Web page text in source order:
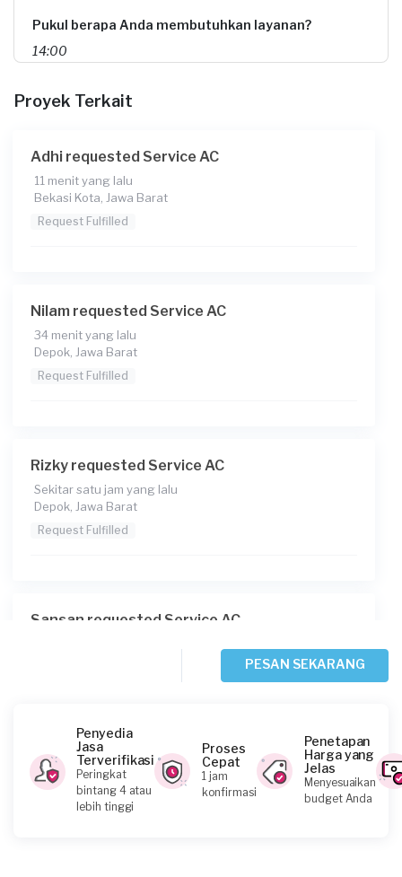
Pukul berapa Anda membutuhkan layanan?
14:00
Rp170.000 + Rp11.000 (biaya layanan)
Proyek Terkait
Adhi requested Service AC
11 menit yang lalu
Bekasi Kota, Jawa Barat
Request Fulfilled
Nilam requested Service AC
34 menit yang lalu
Depok, Jawa Barat
Request Fulfilled
Rizky requested Service AC
Sekitar satu jam yang lalu
Depok, Jawa Barat
Request Fulfilled
Sansan requested Service AC
Ari requested Service AC
Sekitar 2 jam yang lalu
Depok, Jawa Barat
PESAN SEKARANG
Penyedia
Jasa
Terverifikasi
Peringkat
bintang 4 atau
lebih tinggi
Proses
Cepat
1 jam
konfirmasi
Penetapan
Harga yang
Jelas
Menyesuaikan
budget Anda